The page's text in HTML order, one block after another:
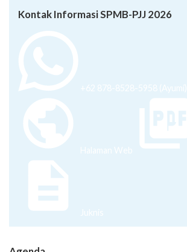
Kontak Informasi SPMB-PJJ 2026
+62 878-8528-5958 (Ayumi)
Halaman Web
Juknis